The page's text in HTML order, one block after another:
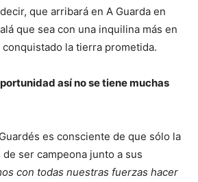
que arribará en A Guarda en
que sea con una inquilina más en
la tierra prometida.
así no se tiene muchas
es consciente de que sólo la
ser campeona junto a sus
con todas nuestras fuerzas hacer